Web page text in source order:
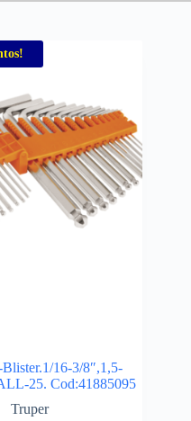
16-3/8″,1,5-
25. Cod:41885095
Truper